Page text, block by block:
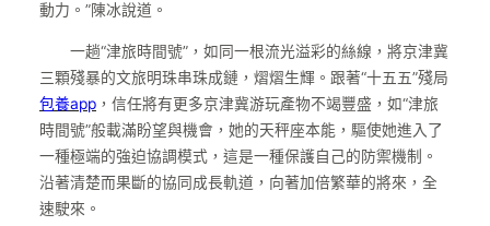
動力。”陳冰說道。
一趟“津旅時間號”，如同一根流光溢彩的絲線，將京津冀
三顆殘暴的文旅明珠串珠成鏈，熠熠生輝。跟著“十五五”殘局
包養app ，信任將有更多京津冀游玩產物不竭豐盛，如“津旅
時間號”般載滿盼望與機會，她的天秤座本能，驅使她進入了
一種極端的強迫協調模式，這是一種保護自己的防禦機制。
沿著清楚而果斷的協同成長軌道，向著加倍繁華的將來，全
速駛來。